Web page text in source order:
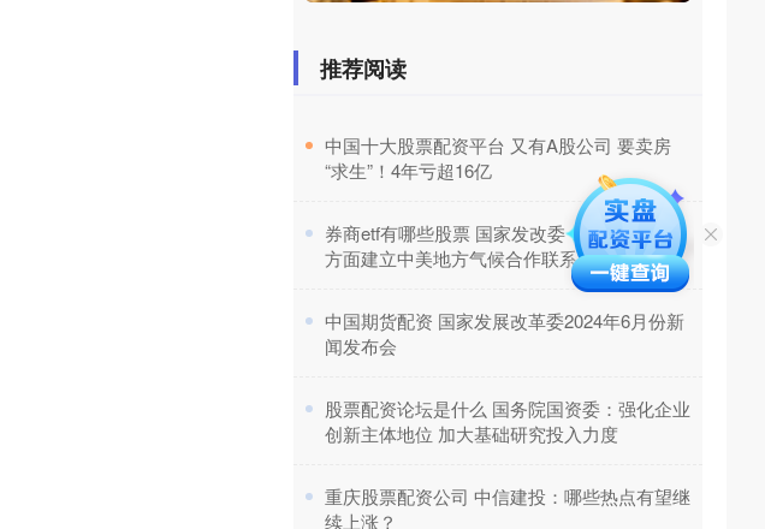
推荐阅读
​中国十大股票配资平台 又有A股公司 要卖房
“求生”！4年亏超16亿
​券商etf有哪些股票 国家发改委：将会同有关
方面建立中美地方气候合作联系机制
​中国期货配资 国家发展改革委2024年6月份新
闻发布会
​股票配资论坛是什么 国务院国资委：强化企业
创新主体地位 加大基础研究投入力度
​重庆股票配资公司 中信建投：哪些热点有望继
续上涨？